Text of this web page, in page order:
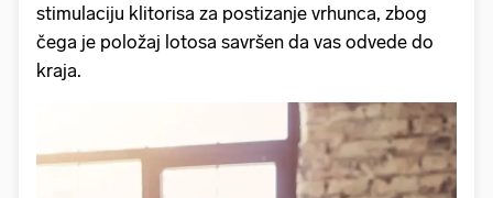
stimulaciju klitorisa za postizanje vrhunca, zbog
čega je položaj lotosa savršen da vas odvede do
kraja.